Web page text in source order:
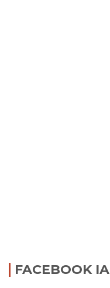
FACEBOOK IA